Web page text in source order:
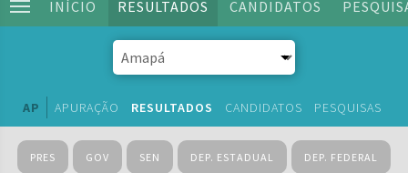
INÍCIO RESULTADOS CANDIDATOS
AP APURAÇÃO RESULTADOS CANDIDATOS PESQUISAS
PRES GOV SEN DEP. ESTADUAL DEP. FEDERAL